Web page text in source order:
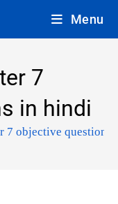
Menu
7
in hindi
7 objective questions